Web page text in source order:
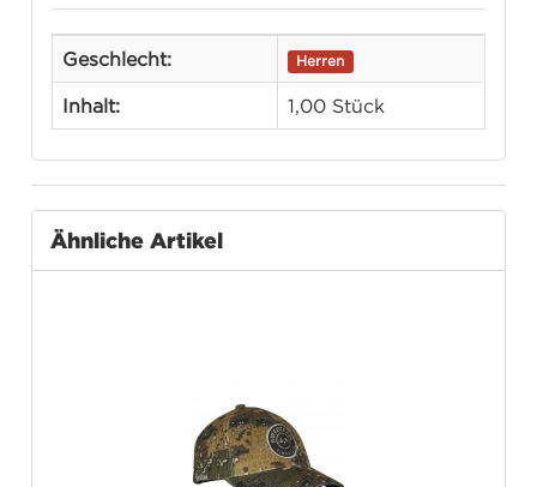
Geschlecht: Herren
Inhalt: 1,00 Stück
Ähnliche Artikel